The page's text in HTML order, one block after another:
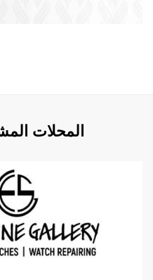
المحلات